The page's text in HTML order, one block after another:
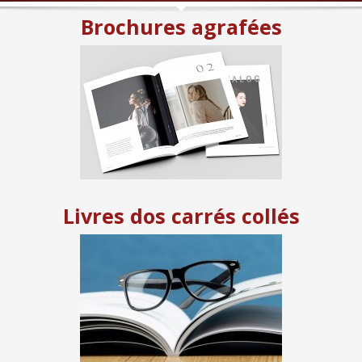
Brochures agrafées
Livres dos carrés collés